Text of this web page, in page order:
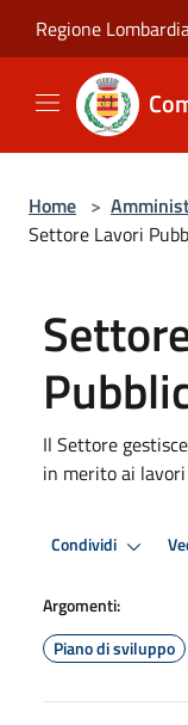
Regione
Home >
Settore Lavori
Il Settore
in merito ai
Condividi
Argomenti:
Piano di sviluppo